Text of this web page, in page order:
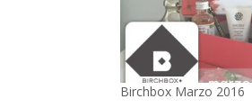
Birchbox Marzo 2016